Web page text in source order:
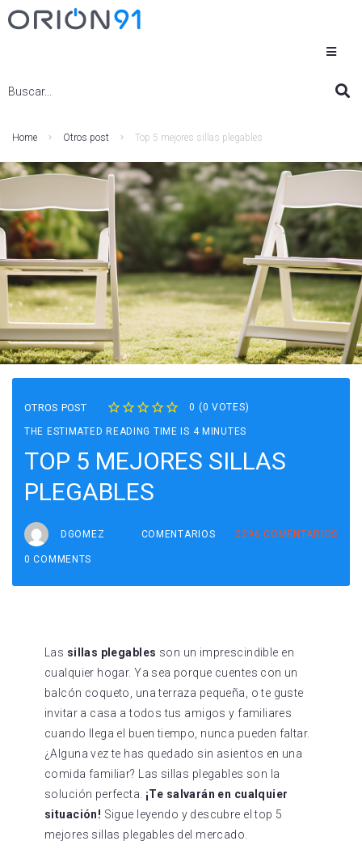
Home Otros post Top 5 mejores sillas plegables
OTROS POST 0 (0 VOTES)
THE ESTIMATED READING TIME IS 4 MINUTES
TOP 5 MEJORES SILLAS
PLEGABLES
DGOMEZ COMENTARIOS 2296 COMENTARIOS
0 COMMENTS
Las sillas plegables son un imprescindible en
cualquier hogar. Ya sea porque cuentes con un
balcón coqueto, una terraza pequeña, o te guste
invitar a casa a todos tus amigos y familiares
cuando llega el buen tiempo, nunca pueden faltar.
¿Alguna vez te has quedado sin asientos en una
comida familiar? Las sillas plegables son la
solución perfecta. ¡Te salvarán en cualquier
situación! Sigue leyendo y descubre el top 5
mejores sillas plegables del mercado.